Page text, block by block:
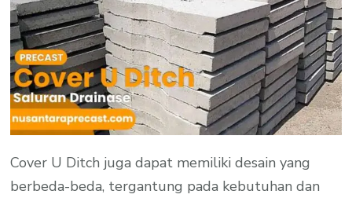
Cover U Ditch juga dapat memiliki desain yang
berbeda-beda, tergantung pada kebutuhan dan